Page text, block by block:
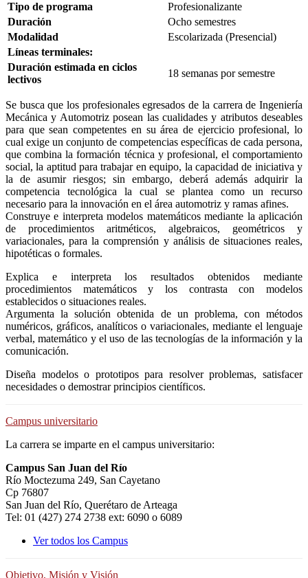
Tipo de programa
Profesionalizante
Duración
Ocho semestres
Modalidad
Escolarizada (Presencial)
Líneas terminales:
Duración estimada en ciclos
lectivos
18 semanas por semestre
Se busca que los profesionales egresados de la carrera de Ingeniería
Mecánica y Automotriz posean las cualidades y atributos deseables
para que sean competentes en su área de ejercicio profesional, lo
cual exige un conjunto de competencias específicas de cada persona,
que combina la formación técnica y profesional, el comportamiento
social, la aptitud para trabajar en equipo, la capacidad de iniciativa y
la de asumir riesgos; sin embargo, deberá además adquirir la
competencia tecnológica la cual se plantea como un recurso
necesario para la innovación en el área automotriz y ramas afines.
Construye e interpreta modelos matemáticos mediante la aplicación
de procedimientos aritméticos, algebraicos, geométricos y
variacionales, para la comprensión y análisis de situaciones reales,
hipotéticas o formales.
Explica e interpreta los resultados obtenidos mediante
procedimientos matemáticos y los contrasta con modelos
establecidos o situaciones reales.
Argumenta la solución obtenida de un problema, con métodos
numéricos, gráficos, analíticos o variacionales, mediante el lenguaje
verbal, matemático y el uso de las tecnologías de la información y la
comunicación.
Diseña modelos o prototipos para resolver problemas, satisfacer
necesidades o demostrar principios científicos.
Campus universitario
La carrera se imparte en el campus universitario:
Campus San Juan del Río
Río Moctezuma 249, San Cayetano
Cp 76807
San Juan del Río, Querétaro de Arteaga
Tel: 01 (427) 274 2738 ext: 6090 o 6089
Ver todos los Campus
Objetivo, Misión y Visión